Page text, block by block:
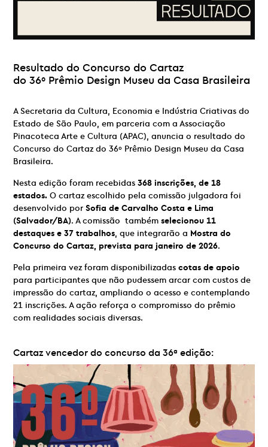
Resultado do Concurso do Cartaz
do 36º Prêmio Design Museu da Casa Brasileira
A Secretaria da Cultura, Economia e Indústria Criativas do
Estado de São Paulo, em parceria com a Associação
Pinacoteca Arte e Cultura (APAC), anuncia o resultado do
Concurso do Cartaz do 36º Prêmio Design Museu da Casa
Brasileira.
Nesta edição foram recebidas 368 inscrições, de 18
estados. O cartaz escolhido pela comissão julgadora foi
desenvolvido por Sofia de Carvalho Costa e Lima
(Salvador/BA). A comissão também selecionou 11
destaques e 37 trabalhos, que integrarão a Mostra do
Concurso do Cartaz, prevista para janeiro de 2026.
Pela primeira vez foram disponibilizadas cotas de apoio
para participantes que não pudessem arcar com custos de
impressão do cartaz, ampliando o acesso e contemplando
21 inscrições. A ação reforça o compromisso do prêmio
com realidades sociais diversas.
Cartaz vencedor do concurso da 36ª edição: